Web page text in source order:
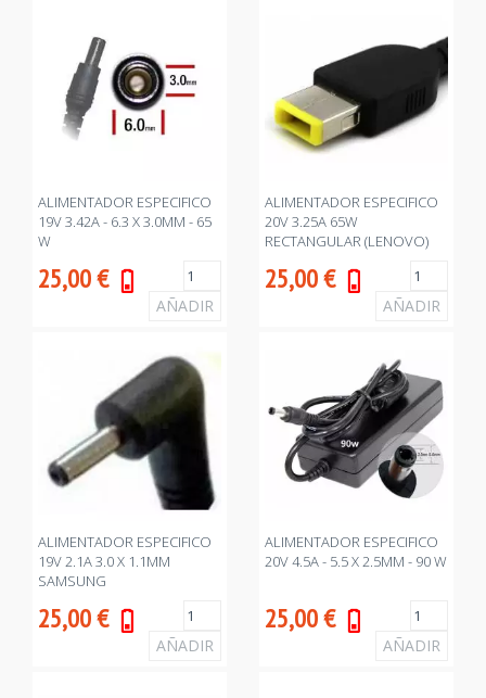
ALIMENTADOR ESPECIFICO
19V 3.42A - 6.3 X 3.0MM - 65
W
25,00€
ALIMENTADOR ESPECIFICO
20V 3.25A 65W
RECTANGULAR (LENOVO)
25,00€
ALIMENTADOR ESPECIFICO
19V 2.1A 3.0 X 1.1MM
SAMSUNG
25,00€
ALIMENTADOR ESPECIFICO
20V 4.5A - 5.5 X 2.5MM - 90 W
25,00€